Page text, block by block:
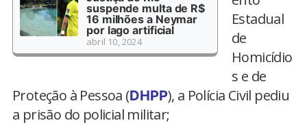
suspende multa de R$
16 milhões a Neymar
por lago artificial
abril 10, 2024
Estadual
de
Homicídio
s e de
Proteção à Pessoa (DHPP), a Polícia Civil pediu
a prisão do policial militar;